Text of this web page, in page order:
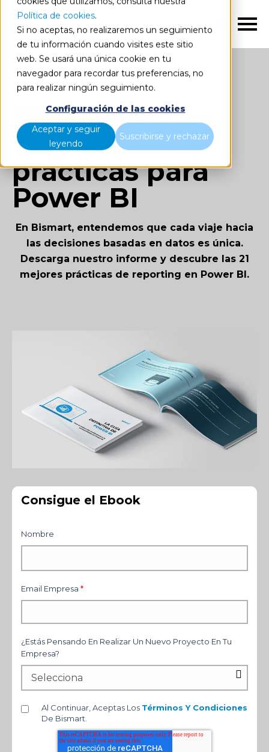
Política de cookies.
Si no aceptas, no realizaremos un seguimiento
de tu información cuando visites este sitio
web. Se usará una única cookie en tu
navegador para recordar tus preferencias, no
para realizar ningún seguimiento.
Configuración de las cookies
Aceptar y seguir
leyendo
Suscribirse y rechazar
ES
Ebook: las 21
mejores
prácticas para
Power BI
En Bismart, entendemos que cada viaje hacia
las decisiones basadas en datos es única.
Descarga nuestro informe y descubre las 21
mejores prácticas de reporting en Power BI.
Consigue el Ebook
Nombre
Email Empresa *
¿Estás Pensando En Realizar Un Nuevo Proyecto En Tu
Empresa?
Al Continuar, Aceptas Los Términos Y Condiciones
De Bismart.